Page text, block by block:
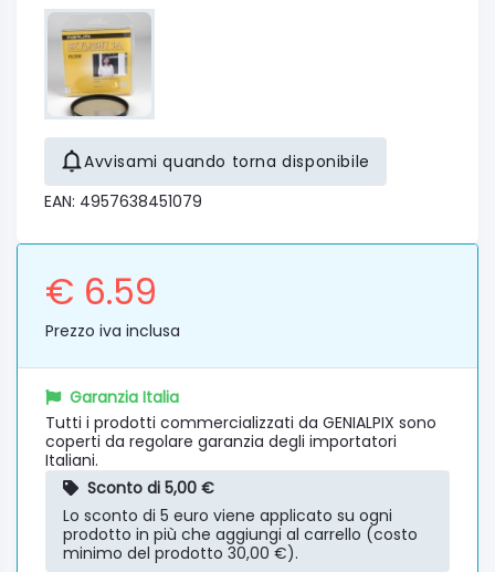
Avvisami quando torna disponibile
EAN: 4957638451079
€ 6.59
Prezzo iva inclusa
Garanzia Italia
Tutti i prodotti commercializzati da GENIALPIX sono
coperti da regolare garanzia degli importatori
Italiani.
Sconto di 5,00 €
Lo sconto di 5 euro viene applicato su ogni
prodotto in più che aggiungi al carrello (costo
minimo del prodotto 30,00 €).